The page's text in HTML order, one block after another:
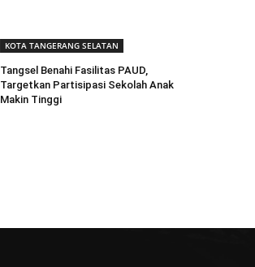
KOTA TANGERANG SELATAN
Tangsel Benahi Fasilitas PAUD,
Targetkan Partisipasi Sekolah Anak
Makin Tinggi